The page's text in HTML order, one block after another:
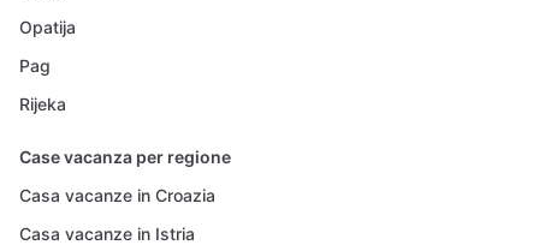
Opatija
Pag
Rijeka
Case vacanza per regione
Casa vacanze in Croazia
Casa vacanze in Istria